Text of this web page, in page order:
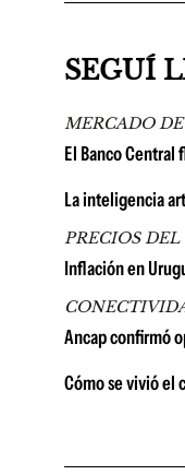
SEGUÍ
MERCADO
El Banco
La inteligencia
PRECIOS
Inflación en
Ancap confirmó
Cómo se vivió el